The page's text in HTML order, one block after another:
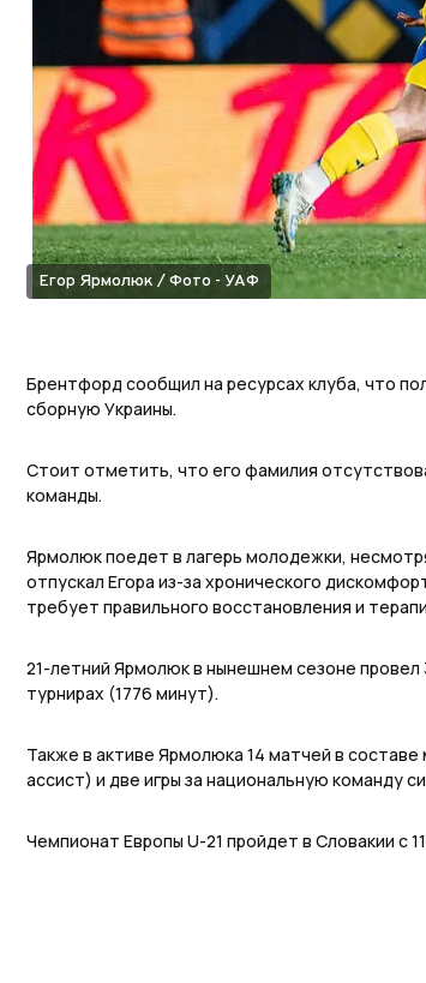
Егор Ярмолюк / Фото - УАФ
Брентфорд сообщил на ресурсах клуба, что
сборную Украины.
Стоит отметить, что его фамилия
команды.
Ярмолюк поедет в лагерь молодежки,
отпускал Егора из-за хронического
требует правильного восстановления и
21-летний Ярмолюк в нынешнем сезоне
турнирах (1776 минут).
Также в активе Ярмолюка 14 матчей в
ассист) и две игры за национальную команду
Чемпионат Европы U-21 пройдет в Словакии с